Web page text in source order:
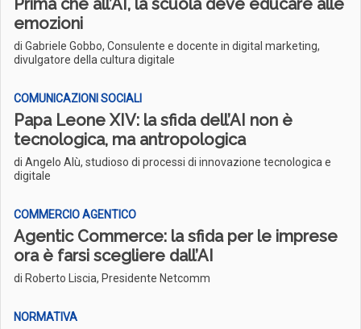
Prima che all’AI, la scuola deve educare alle
emozioni
di Gabriele Gobbo, Consulente e docente in digital marketing,
divulgatore della cultura digitale
COMUNICAZIONI SOCIALI
Papa Leone XIV: la sfida dell’AI non è
tecnologica, ma antropologica
di Angelo Alù, studioso di processi di innovazione tecnologica e
digitale
COMMERCIO AGENTICO
Agentic Commerce: la sfida per le imprese
ora è farsi scegliere dall’AI
di Roberto Liscia, Presidente Netcomm
NORMATIVA